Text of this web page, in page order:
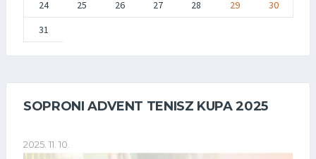
24
25 26 27 28 29
30
31
SOPRONI ADVENT TENISZ KUPA 2025
2025. 11. 10.